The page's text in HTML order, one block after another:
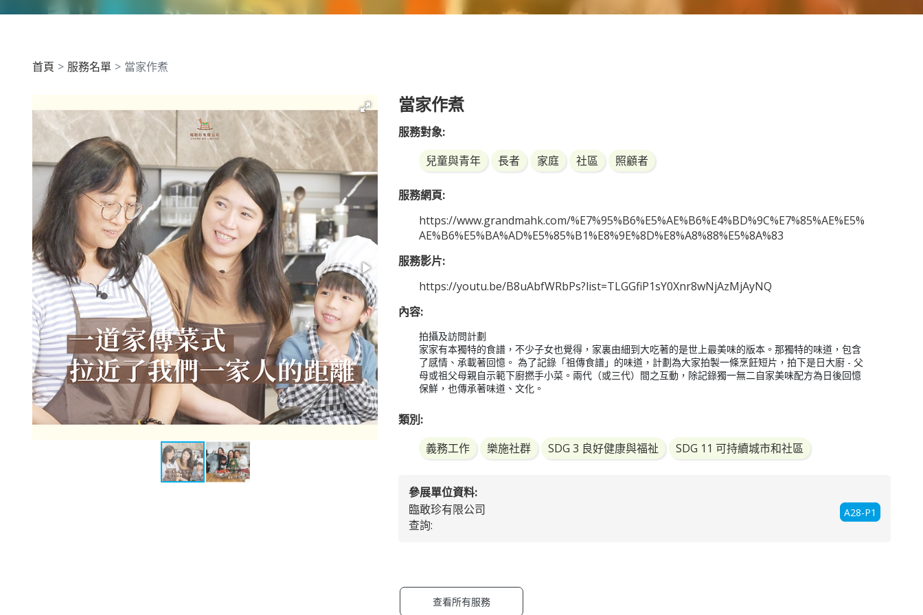
首頁 服務名單 當家作煮
當家作煮
服務對象:
兒童與青年
長者 家庭 社區 照顧者
服務網頁:
https://www.grandmahk.com/%E7%95%B6%E5%AE%B6%E4%BD%9C%E7%85%AE%E5%
AE%B6%E5%BA%AD%E5%85%B1%E8%9E%8D%E8%A8%88%E5%8A%83
服務影片:
https://youtu.be/B8uAbfWRbPs?list=TLGGfiP1sY0Xnr8wNjAzMjAyNQ
內容:
拍攝及訪問計劃
家家有本獨特的食譜，不少子女也覺得，家裏由細到大吃著的是世上最美味的版本。那獨特的味道，包含
了感情、承載著回憶。 為了記錄「祖傳食譜」的味道，計劃為大家拍製一條烹飪短片，拍下是日大廚 - 父
母或祖父母親自示範下廚撚手小菜。兩代（或三代）間之互動，除記錄獨一無二自家美味配方為日後回憶
保鮮，也傳承著味道、文化。
類別:
義務工作
樂施社群 SDG 3 良好健康與福祉 SDG 11 可持續城市和社區
參展單位資料:
A28-P1
臨敢珍有限公司
查詢:
查看所有服務